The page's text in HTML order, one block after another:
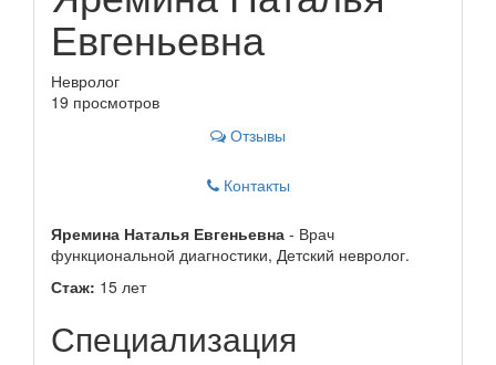
Евгеньевна
Невролог
19 просмотров
Отзывы
Контакты
Яремина Наталья Евгеньевна - Врач
функциональной диагностики, Детский невролог.
Стаж: 15 лет
Специализация